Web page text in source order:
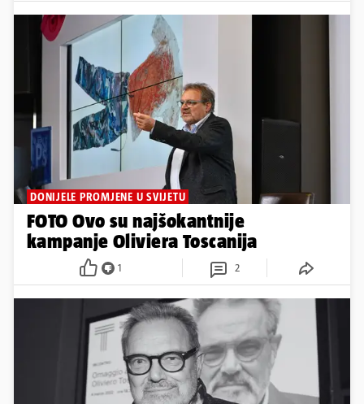
DONIJELE PROMJENE U SVIJETU
FOTO Ovo su najšokantnije
kampanje Oliviera Toscanija
1 2